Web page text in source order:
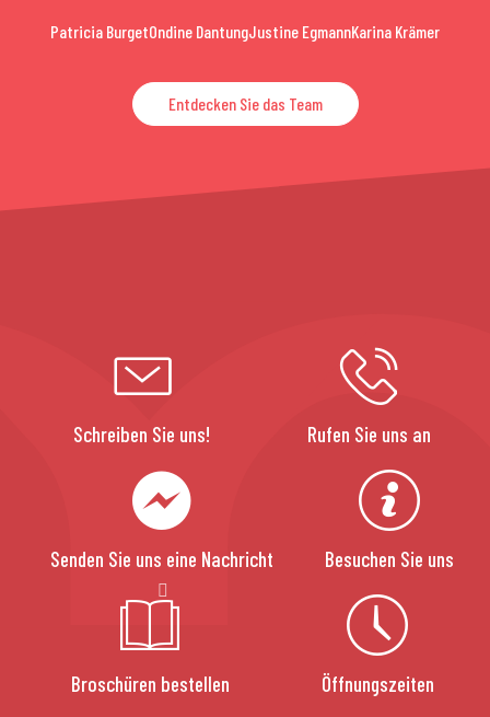
Patricia BurgetOndine DantungJustine EgmannKarina Krämer
Entdecken Sie das Team
Schreiben Sie uns! Rufen Sie uns an
Senden Sie uns eine Nachricht Besuchen Sie uns
Broschüren bestellen Öffnungszeiten